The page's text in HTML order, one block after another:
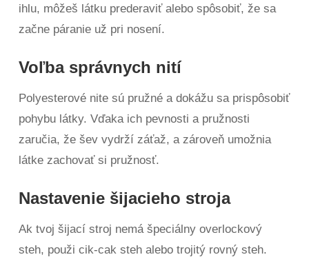
ihlu, môžeš látku prederaviť alebo spôsobiť, že sa
začne páranie už pri nosení.
Voľba správnych nití
Polyesterové nite sú pružné a dokážu sa prispôsobiť
pohybu látky. Vďaka ich pevnosti a pružnosti
zaručia, že šev vydrží záťaž, a zároveň umožnia
látke zachovať si pružnosť.
Nastavenie šijacieho stroja
Ak tvoj šijací stroj nemá špeciálny overlockový
steh, použi cik-cak steh alebo trojitý rovný steh.